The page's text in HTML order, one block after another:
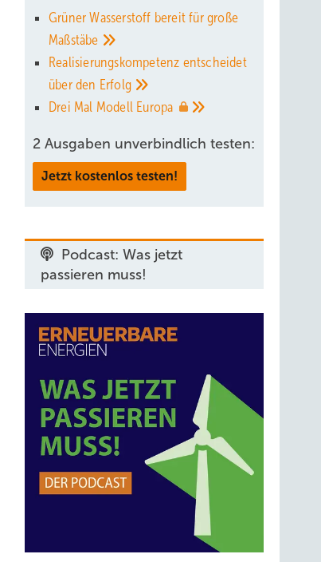
Grüner Wasserstoff bereit für große
Maßstäbe
Realisierungskompetenz entscheidet
über den Erfolg
Drei Mal Modell Europa
2 Ausgaben unverbindlich testen:
Jetzt kostenlos testen!
Podcast: Was jetzt
passieren muss!